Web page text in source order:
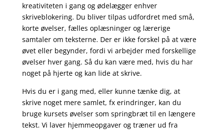
kreativiteten i gang og ødelægger enhver
skriveblokering. Du bliver tilpas udfordret med små,
korte øvelser, fælles oplæsninger og lærerige
samtaler om teksterne. Der er ikke forskel på at være
øvet eller begynder, fordi vi arbejder med forskellige
øvelser hver gang. Så du kan være med, hvis du har
noget på hjerte og kan lide at skrive.
Hvis du er i gang med, eller kunne tænke dig, at
skrive noget mere samlet, fx erindringer, kan du
bruge kursets øvelser som springbræt til en længere
tekst. Vi laver hjemmeopgaver og træner ud fra